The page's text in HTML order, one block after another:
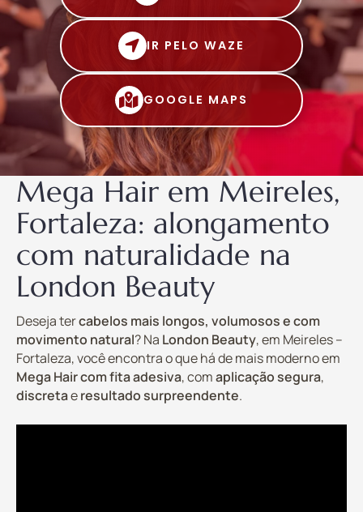
IR PELO WAZE
GOOGLE MAPS
Mega Hair em Meireles,
Fortaleza: alongamento
com naturalidade na
London Beauty
Deseja tercabelos mais longos, volumosos e com
movimento natural? Na London Beauty, em Meireles –
Fortaleza, você encontra o que há de mais moderno em
Mega Hair com fita adesiva, comaplicação segura,
discretaeresultado surpreendente.